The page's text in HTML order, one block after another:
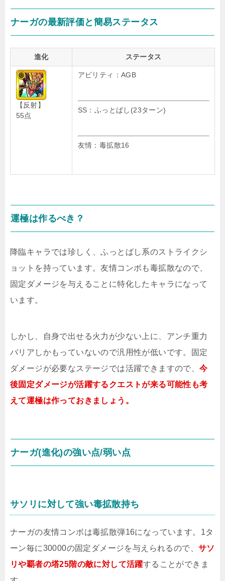
ナーガの最新評価と簡易ステータス
進化 ステータス
【反射】
55点
アビリティ：AGB
SS：ふっとばし(23ターン)
友情：毒拡散16
運極は作るべき？
降臨キャラでは珍しく、ふっとばし系のストライクシ
ョットを持っています。友情コンボも毒拡散なので、
固定ダメージを与えることに特化したキャラになって
います。
しかし、自身で出せる火力が少ない上に、アンチ重力
バリアしかもっていないので汎用性が低いです。固定
ダメージが必要なステージでは活躍できますので、今
後固定ダメージが活躍するクエストが来る可能性も考
えて運極は作っておきましょう。
ナーガ(進化)の強い点/弱い点
サソリに対して強い毒拡散持ち
ナーガの友情コンボは毒拡散弾16になっています。1タ
ーン毎に30000の固定ダメージを与えられるので、 サソ
リや覇者の塔25階の敵に対して活躍することができま